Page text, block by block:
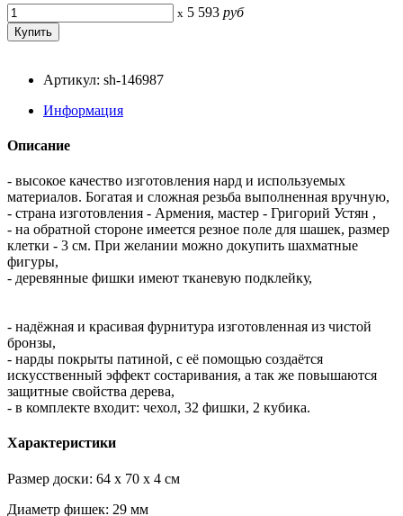
x 5 593 руб
Артикул: sh-146987
Информация
Описание
- высокое качество изготовления нард и используемых
материалов. Богатая и сложная резьба выполненная вручную,
- страна изготовления - Армения, мастер - Григорий Устян ,
- на обратной стороне имеется резное поле для шашек, размер
клетки - 3 см. При желании можно докупить шахматные
фигуры,
- деревянные фишки имеют тканевую подклейку,
- надёжная и красивая фурнитура изготовленная из чистой
бронзы,
- нарды покрыты патиной, с её помощью создаётся
искусственный эффект состаривания, а так же повышаются
защитные свойства дерева,
- в комплекте входит: чехол, 32 фишки, 2 кубика.
Характеристики
Размер доски: 64 x 70 x 4 см
Диаметр фишек: 29 мм